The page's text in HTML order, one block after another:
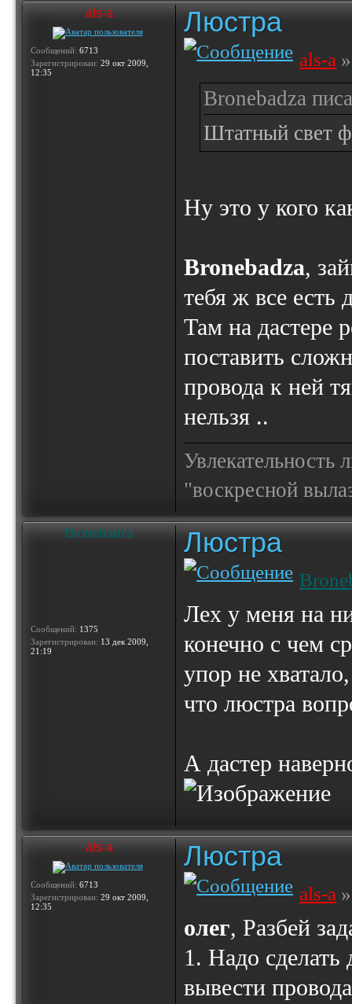
als-a
Сообщений: 6713
Зарегистрирован: 29 окт 2009,
12:35
Люстра
als-a
Bronebadza
Штатный свет
Ну это у кого
Bronebadza,
тебя ж все есть
Там на дастере
поставить
провода к ней
нельзя ..
Увлекательность
"воскресной
Bronebadza
Сообщений: 1375
Зарегистрирован: 13 дек 2009,
21:19
Люстра
Лех у меня на
конечно с чем
упор не
что люстра
А дастер
als-a
Сообщений: 6713
Зарегистрирован: 29 окт 2009,
12:35
Люстра
als-a
олег, Разбей
1. Надо сделать
вывести